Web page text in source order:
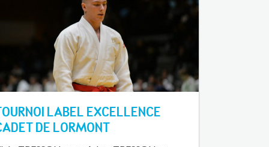
LABEL EXCELLENCE
DE LORMONT